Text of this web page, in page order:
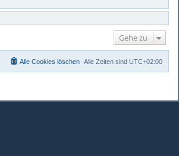
Gehe zu
Alle Zeiten sind UTC+02:00
Alle Cookies löschen